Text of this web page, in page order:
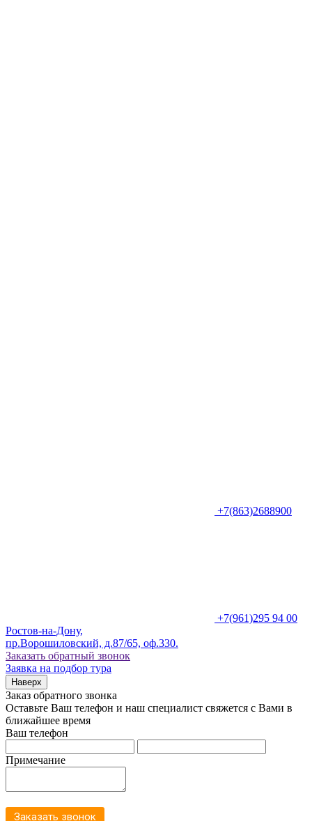
+7(863)2688900
+7(961)295 94 00
Ростов-на-Дону,
пр.Ворошиловский, д.87/65, оф.330.
Заказать обратный звонок
Заявка на подбор тура
Наверх
Заказ обратного звонка
Оставьте Ваш телефон и наш специалист свяжется с Вами в
ближайшее время
Ваш телефон
Примечание
Заказать звонок